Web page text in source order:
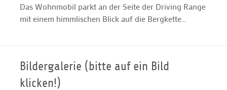
Das Wohnmobil parkt an der Seite der Driving Range
mit einem himmlischen Blick auf die Bergkette…
Bildergalerie (bitte auf ein Bild
klicken!)